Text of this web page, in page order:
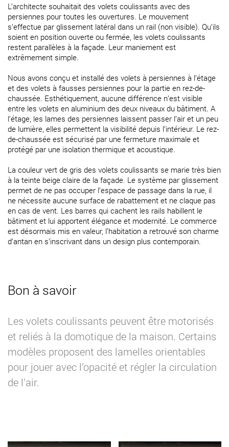
L’architecte souhaitait des volets coulissants avec des
persiennes pour toutes les ouvertures. Le mouvement
s’effectue par glissement latéral dans un rail (non visible). Qu’ils
soient en position ouverte ou fermée, les volets coulissants
restent parallèles à la façade. Leur maniement est
extrêmement simple.
Nous avons conçu et installé des volets à persiennes à l’étage
et des volets à fausses persiennes pour la partie en rez-de-
chaussée. Esthétiquement, aucune différence n’est visible
entre les volets en aluminium des deux niveaux du bâtiment. A
l’étage, les lames des persiennes laissent passer l’air et un peu
de lumière, elles permettent la visibilité depuis l’intérieur. Le rez-
de-chaussée est sécurisé par une fermeture maximale et
protégé par une isolation thermique et acoustique.
La couleur vert de gris des volets coulissants se marie très bien
à la teinte beige claire de la façade. Le système par glissement
permet de ne pas occuper l’espace de passage dans la rue, il
ne nécessite aucune surface de rabattement et ne claque pas
en cas de vent. Les barres qui cachent les rails habillent le
bâtiment et lui apportent élégance et modernité. Le commerce
est désormais mis en valeur, l’habitation a retrouvé son charme
d’antan en s’inscrivant dans un design plus contemporain.
Bon à savoir
Les volets coulissants peuvent être motorisés
et reliés à la domotique de la maison. Certains
modèles proposent des lamelles orientables
pour jouer avec l’opacité et régler la circulation
de l’air.